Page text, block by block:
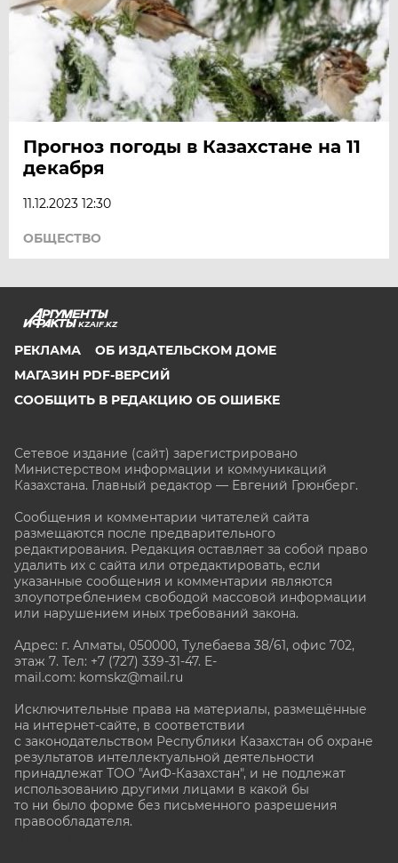
Прогноз погоды в Казахстане на 11
декабря
11.12.2023 12:30
ОБЩЕСТВО
KZAIF.KZ
РЕКЛАМА
ОБ ИЗДАТЕЛЬСКОМ ДОМЕ
МАГАЗИН PDF-ВЕРСИЙ
СООБЩИТЬ В РЕДАКЦИЮ ОБ ОШИБКЕ
Сетевое издание (сайт) зарегистрировано
Министерством информации и коммуникаций
Казахстана. Главный редактор — Евгений Грюнберг.
Сообщения и комментарии читателей сайта
размещаются после предварительного
редактирования. Редакция оставляет за собой право
удалить их с сайта или отредактировать, если
указанные сообщения и комментарии являются
злоупотреблением свободой массовой информации
или нарушением иных требований закона.
Адрес: г. Алматы, 050000, Тулебаева 38/61, офис 702,
этаж 7. Тел: +7 (727) 339-31-47. E-
mail.com: komskz@mail.ru
Исключительные права на материалы, размещённые
на интернет-сайте, в соответствии
с законодательством Республики Казахстан об охране
результатов интеллектуальной деятельности
принадлежат ТОО "АиФ-Казахстан", и не подлежат
использованию другими лицами в какой бы
то ни было форме без письменного разрешения
правообладателя.